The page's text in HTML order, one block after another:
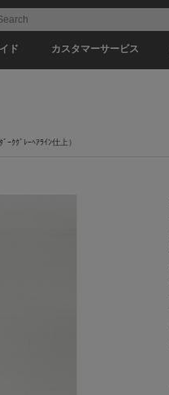
ド カスタマーサービス
ｰｸｸﾞﾚｰﾍｱﾗｲﾝ仕上）